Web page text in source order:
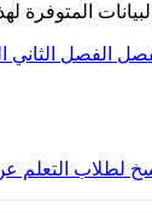
المتوفرة
الفصل الثاني
لطلاب التعلم